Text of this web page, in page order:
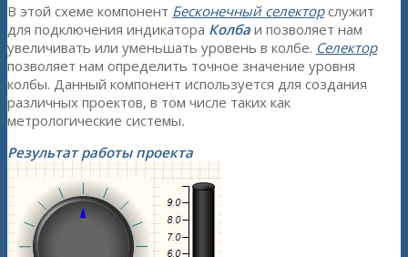
В этой схеме компонент Бесконечный селекторслужит
для подключения индикатора Колба и позволяет нам
увеличивать или уменьшать уровень в колбе. Селектор
позволяет нам определить точное значение уровня
колбы. Данный компонент используется для создания
различных проектов, в том числе таких как
метрологические системы.
Результат работы проекта